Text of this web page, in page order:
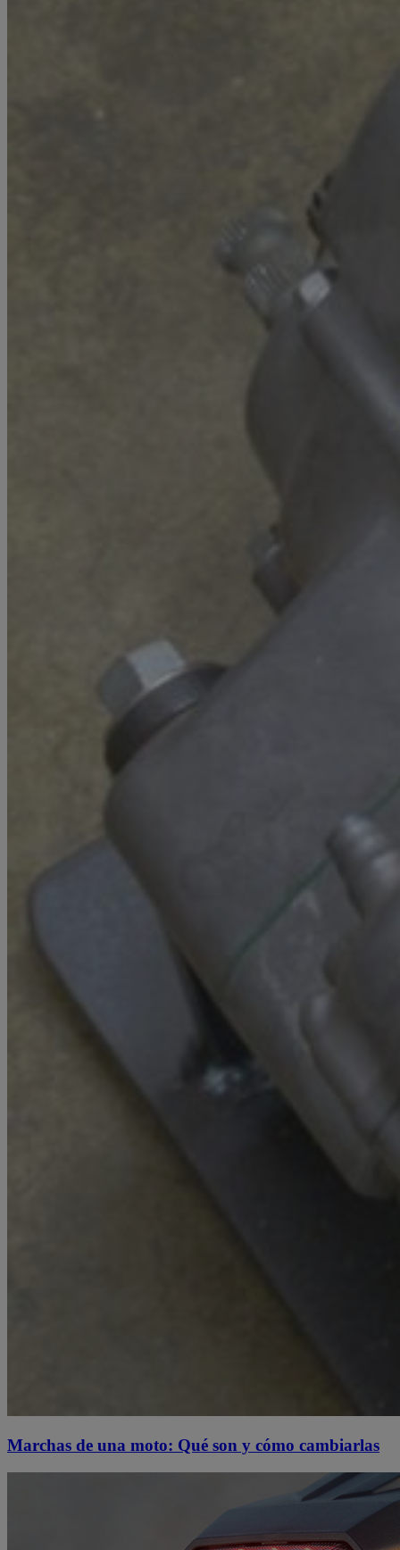
Marchas de una moto: Qué son y cómo cambiarlas​